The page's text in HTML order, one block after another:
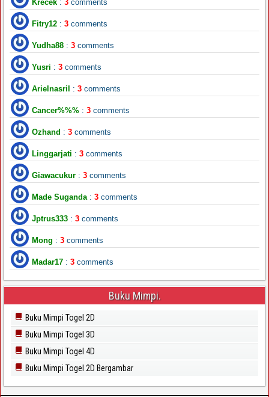
Krecek : 3 comments
Fitry12 : 3 comments
Yudha88 : 3 comments
Yusri : 3 comments
Arielnasril : 3 comments
Cancer%%% : 3 comments
Ozhand : 3 comments
Linggarjati : 3 comments
Giawacukur : 3 comments
Made Suganda : 3 comments
Jptrus333 : 3 comments
Mong : 3 comments
Madar17 : 3 comments
Buku Mimpi.
Buku Mimpi Togel 2D
Buku Mimpi Togel 3D
Buku Mimpi Togel 4D
Buku Mimpi Togel 2D Bergambar